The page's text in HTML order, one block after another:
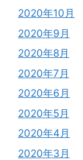
2020年10月
2020年9月
2020年8月
2020年7月
2020年6月
2020年5月
2020年4月
2020年3月